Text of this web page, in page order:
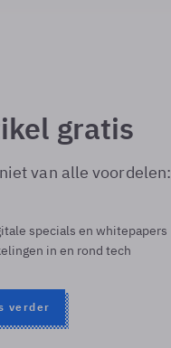
gratis
van alle voordelen:
specials en whitepapers
in en rond tech
verder